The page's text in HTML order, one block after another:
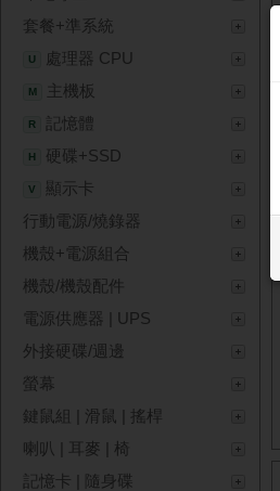
套餐+準系統
U 處理器 CPU
M 主機板
R 記憶體
H 硬碟+SSD
V
顯示卡
行動電源/燒錄器
機殼+電源組合
機殼/機殼配件
電源供應器 | UPS
外接硬碟/週邊
螢幕
鍵鼠組 | 滑鼠 | 搖桿
喇叭 | 耳麥 | 椅
記憶卡 | 隨身碟